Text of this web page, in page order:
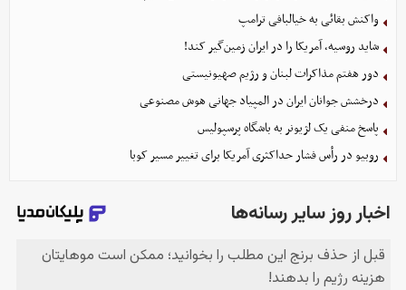
واکنش بقائی به خیالبافی ترامپ
شاید روسیه، آمریکا را در ایران زمین‌گیر کند!
دور هفتم مذاکرات لبنان و رژیم صهیونیستی
درخشش جوانان ایران در المپیاد جهانی هوش مصنوعی
پاسخ منفی یک لژیونر به باشگاه پرسپولیس
روبیو در رأس فشار حداکثری آمریکا برای تغییر مسیر کوبا